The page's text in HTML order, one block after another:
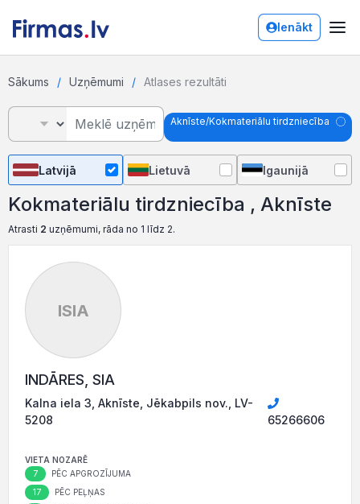
Ienākt
Sākums Uzņēmumi Atlases rezultāti
Aknīste/Kokmateriālu tirdzniecība
Latvijā Lietuvā Igaunijā
Kokmateriālu tirdzniecība , Aknīste
Atrasti 2 uzņēmumi, rāda no 1 līdz 2.
ISIA
INDĀRES, SIA
Kalna iela 3, Aknīste, Jēkabpils nov., LV-
5208
65266606
VIETA NOZARĒ
7 PĒC APGROZĪJUMA
17 PĒC PEĻŅAS